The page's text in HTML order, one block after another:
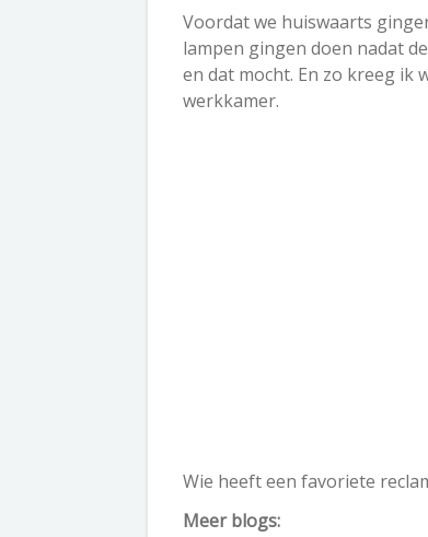
Voordat we huiswaarts
lampen gingen doen nadat
en dat mocht. En zo kreeg ik
werkkamer.
Wie heeft een favoriete
Meer blogs: